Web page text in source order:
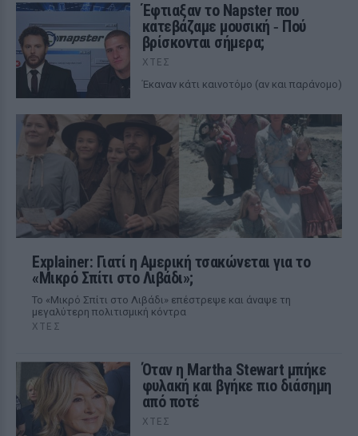
Έφτιαξαν το Napster που
κατεβάζαμε μουσική ‑ Πού
βρίσκονται σήμερα;
ΧΤΕΣ
Έκαναν κάτι καινοτόμο (αν και παράνομο)
Explainer: Γιατί η Αμερική τσακώνεται για το
«Μικρό Σπίτι στο Λιβάδι»;
Το «Μικρό Σπίτι στο Λιβάδι» επέστρεψε και άναψε τη
μεγαλύτερη πολιτισμική κόντρα
ΧΤΕΣ
Όταν η Martha Stewart μπήκε
φυλακή και βγήκε πιο διάσημη
από ποτέ
ΧΤΕΣ